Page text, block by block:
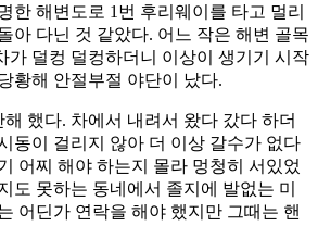
한 해변도로 1번 후리웨이를 타고 멀리
아 다닌 것 같았다. 어느 작은 해변 골목
가 덜컹 덜컹하더니 이상이 생기기 시작
황해 안절부절 야단이 났다.
했다. 차에서 내려서 왔다 갔다 하더
동이 걸리지 않아 더 이상 갈수가 없다
어찌 해야 하는지 몰라 멍청히 서있었
도 못하는 동네에서 졸지에 발없는 미
어딘가 연락을 해야 했지만 그때는 핸